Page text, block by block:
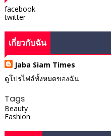
facebook
twitter
เกี่ยวกับฉัน
Jaba Siam Times
ดูโปรไฟล์ทั้งหมดของฉัน
Tags
Beauty
Fashion